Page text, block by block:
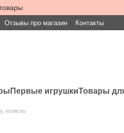
Отзывы про магазин Контакты
Первые игрушкиТовары
коляску